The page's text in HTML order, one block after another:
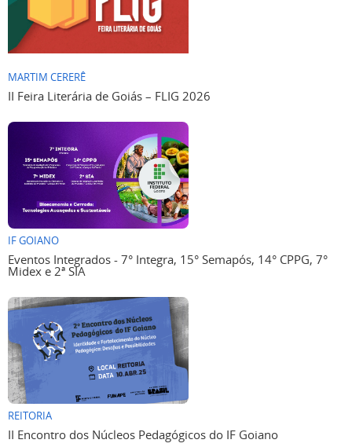
MARTIM CERERÊ
II Feira Literária de Goiás – FLIG 2026
IF GOIANO
Eventos Integrados - 7° Integra, 15° Semapós, 14° CPPG, 7°
Midex e 2ª SIA
REITORIA
II Encontro dos Núcleos Pedagógicos do IF Goiano